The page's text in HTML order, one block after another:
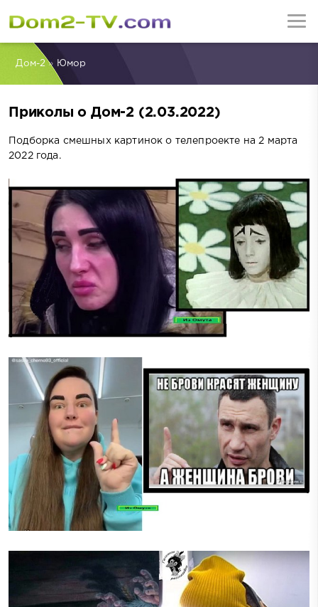
Дом-2» Юмор
Приколы о Дом-2 (2.03.2022)
Подборка смешных картинок о телепроекте на 2 марта
2022 года.